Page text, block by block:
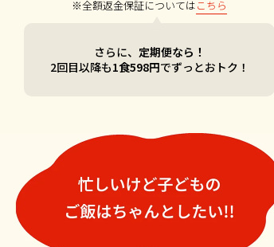
※全額返金保証についてはこちら
さらに、 定期便なら！
2回目以降も1食598円でずっとおトク！